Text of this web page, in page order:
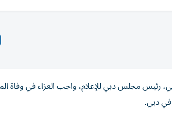
رئيس مجلس دبي للإعلام،واجب العزاء في وفاة
في دبي.